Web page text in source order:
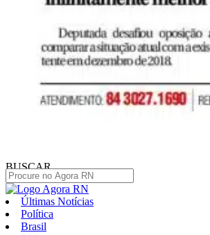
BUSCAR
Últimas Notícias
Política
Brasil